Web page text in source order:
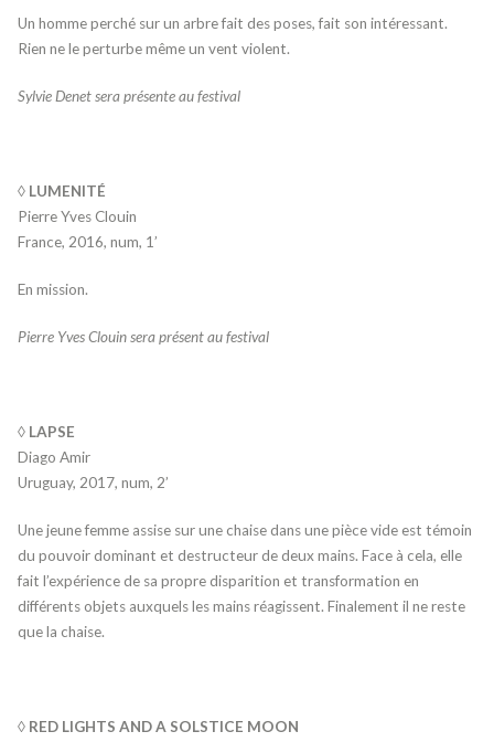
Un homme perché sur un arbre fait des poses, fait son intéressant.
Rien ne le perturbe même un vent violent.
Sylvie Denet sera présente au festival
◊ LUMENITÉ
Pierre Yves Clouin
France, 2016, num, 1’
En mission.
Pierre Yves Clouin sera présent au festival
◊ LAPSE
Diago Amir
Uruguay, 2017, num, 2’
Une jeune femme assise sur une chaise dans une pièce vide est témoin
du pouvoir dominant et destructeur de deux mains. Face à cela, elle
fait l’expérience de sa propre disparition et transformation en
différents objets auxquels les mains réagissent. Finalement il ne reste
que la chaise.
◊ RED LIGHTS AND A SOLSTICE MOON